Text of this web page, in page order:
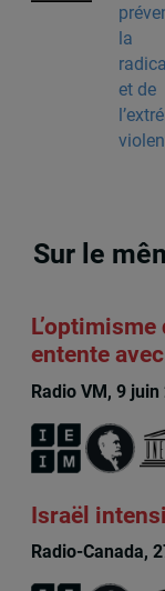
la
et de
Sur le
entente
Radio VM, 9 juin
Israël
Radio-Canada,